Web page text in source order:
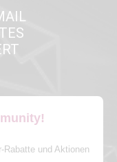
und Aktionen